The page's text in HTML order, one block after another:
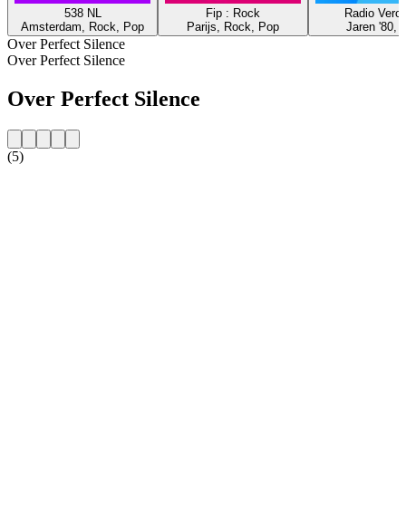
538 NL
Amsterdam, Rock, Pop
Fip : Rock
Parijs, Rock, Pop
Radio
Jaren '80,
Over Perfect Silence
Over Perfect Silence
Over Perfect Silence
(5)